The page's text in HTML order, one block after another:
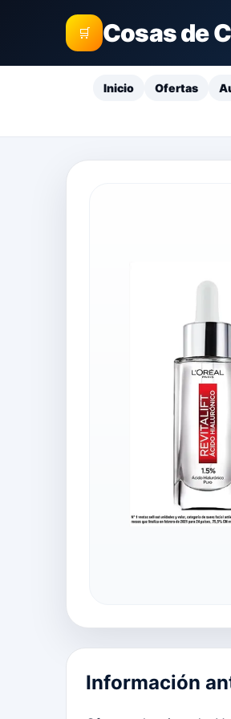
🛒 Cosas de
Inicio Ofertas
Información